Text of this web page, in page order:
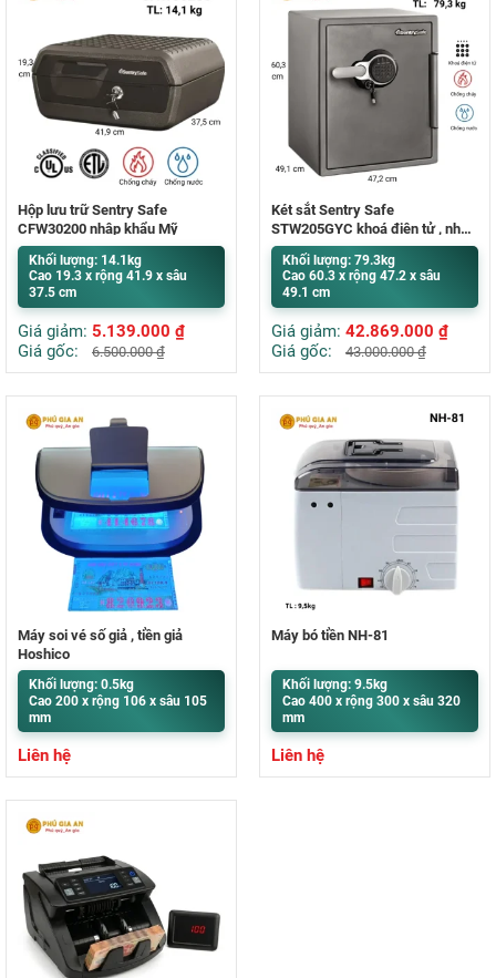
Hộp lưu trữ Sentry Safe
CFW30200 nhập khẩu Mỹ
Khối lượng: 14.1kg
Cao 19.3 x rộng 41.9 x sâu
37.5 cm
Giá giảm: 5.139.000 ₫
Giá gốc:
6.500.000₫
Két sắt Sentry Safe
STW205GYC khoá điện tử , nhập
khẩu Mỹ
Khối lượng: 79.3kg
Cao 60.3 x rộng 47.2 x sâu
49.1 cm
Giá giảm: 42.869.000 ₫
Giá gốc:
43.000.000₫
Máy soi vé số giả , tiền giả
Hoshico
Khối lượng: 0.5kg
Cao 200 x rộng 106 x sâu 105
mm
Liên hệ
Máy bó tiền NH-81
Khối lượng: 9.5kg
Cao 400 x rộng 300 x sâu 320
mm
Liên hệ